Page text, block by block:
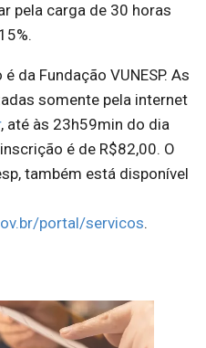
pela carga de 30 horas
da Fundação VUNESP. As
somente pela internet
, até às 23h59min do dia
é de R$82,00. O
também está disponível
portal/servicos.